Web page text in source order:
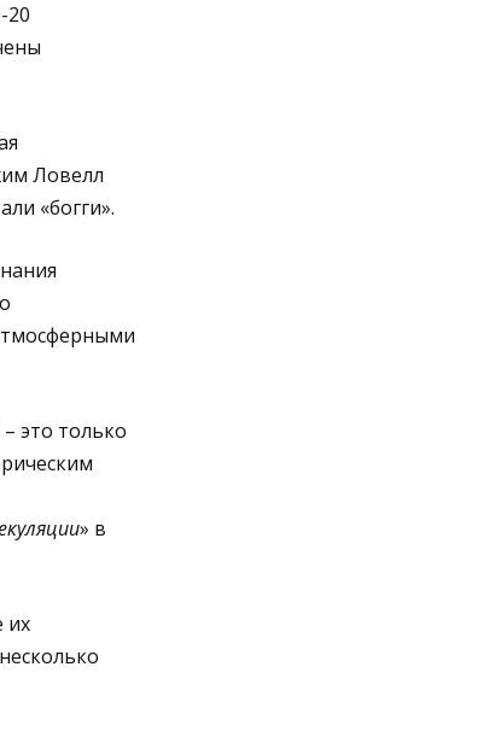
20
Ловелл
«богги».
это только
» в
их